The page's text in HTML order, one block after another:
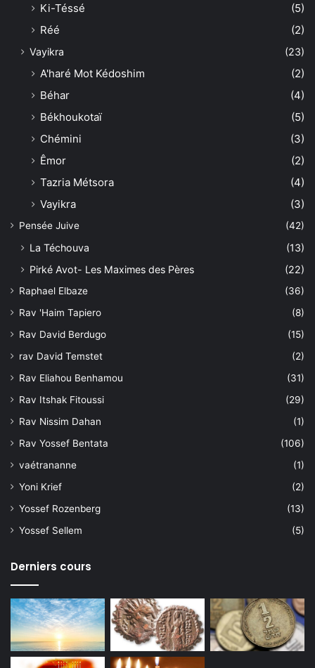
Ki-Téssé
(5)
Réé
(2)
Vayikra (23)
A'haré Mot Kédoshim
(2)
Béhar
(4)
Békhoukotaï
(5)
Chémini
(3)
Êmor
(2)
Tazria Métsora
(4)
Vayikra
(3)
Pensée Juive (42)
La Téchouva
(13)
Pirké Avot- Les Maximes des Pères
(22)
Raphael Elbaze
(36)
Rav 'Haim Tapiero
(8)
Rav David Berdugo
(15)
rav David Temstet
(2)
Rav Eliahou Benhamou
(31)
Rav Itshak Fitoussi
(29)
Rav Nissim Dahan
(1)
Rav Yossef Bentata
(106)
vaétrananne
(1)
Yoni Krief
(2)
Yossef Rozenberg
(13)
Yossef Sellem
(5)
Derniers cours